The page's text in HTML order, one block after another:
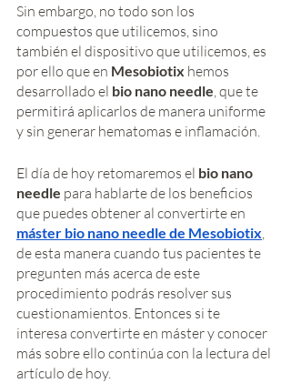
Sin embargo, no todo son los
compuestos que utilicemos, sino
también el dispositivo que utilicemos, es
por ello que en Mesobiotix hemos
desarrollado el bio nano needle , que te
permitirá aplicarlos de manera uniforme
y sin generar hematomas e inflamación.
El día de hoy retomaremos el bio nano
needle para hablarte de los beneficios
que puedes obtener al convertirte en
máster bio nano needle de Mesobiotix
de esta manera cuando tus pacientes te
pregunten más acerca de este
procedimiento podrás resolver sus
cuestionamientos. Entonces si te
interesa convertirte en máster y conocer
más sobre ello continúa con la lectura del
artículo de hoy.